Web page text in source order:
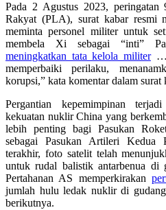
Pada 2 Agustus 2023, peringatan
Rakyat (PLA), surat kabar resmi
meminta personel militer untuk
membela Xi sebagai “inti”
meningkatkan tata kelola militer…
memperbaiki perilaku,
korupsi,” kata komentar dalam surat
Pergantian kepemimpinan
kekuatan nuklir China yang
lebih penting bagi Pasukan
sebagai Pasukan Artileri Kedua
terakhir, foto satelit telah
untuk rudal balistik antarbenua di
Pertahanan AS memperkirakan
jumlah hulu ledak nuklir di
berikutnya.